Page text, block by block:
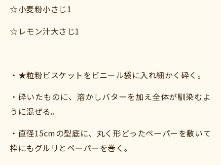
☆小麦粉小さじ1
☆レモン汁大さじ1
・★粒粉ビスケットをビニール袋に入れ細かく砕く。
・砕いたものに、溶かしバターを加え全体が馴染むよ
うに混ぜる。
・直径15cmの型底に、丸く形どったペーパーを敷いて
枠にもグルリとペーパーを巻く。